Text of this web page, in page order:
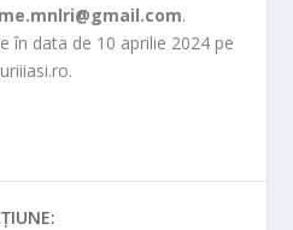
.
în data de 10 aprilie 2024 pe